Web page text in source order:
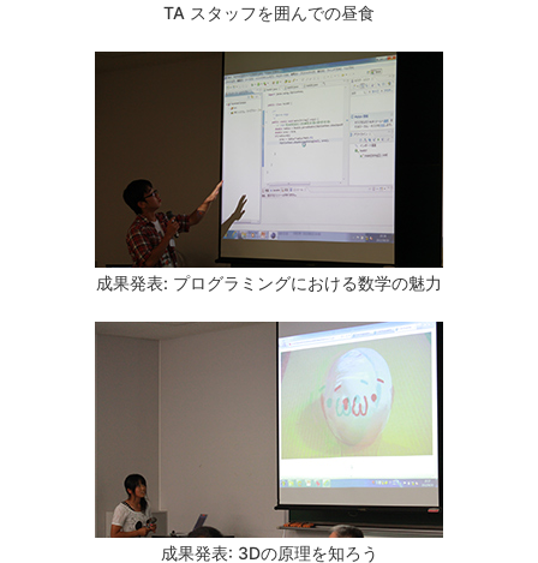
TA スタッフを囲んでの昼食
成果発表: プログラミングにおける数学の魅力
成果発表: 3Dの原理を知ろう